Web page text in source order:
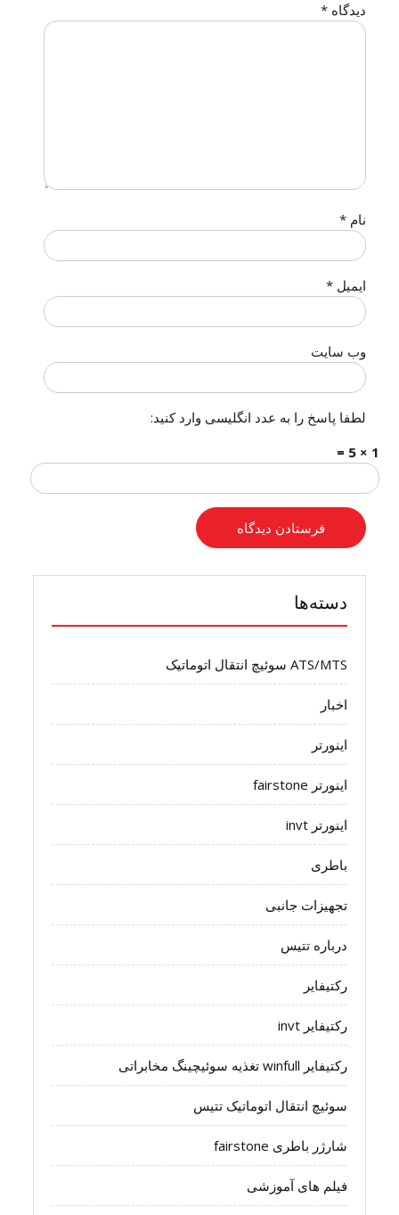
دیدگاه*
نام*
ایمیل*
وب‌ سایت
لطفا پاسخ را به عدد انگلیسی وارد کنید:
1 × 5 =
دسته‌ها
ATS/MTS سوئیچ انتقال اتوماتیک
اخبار
اینورتر
اینورتر fairstone
اینورتر invt
باطری
تجهیزات جانبی
درباره تتیس
رکتیفایر
رکتیفایر invt
رکتیفایر winfull تغذیه سوئیچینگ مخابراتی
سوئیچ انتقال اتوماتیک تتیس
شارژر باطری fairstone
فیلم های آموزشی